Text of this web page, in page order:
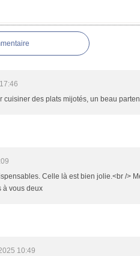
cuisiner des plats mijotés, un beau
Celle là est bien jolie.<br />
à vous deux
10:49